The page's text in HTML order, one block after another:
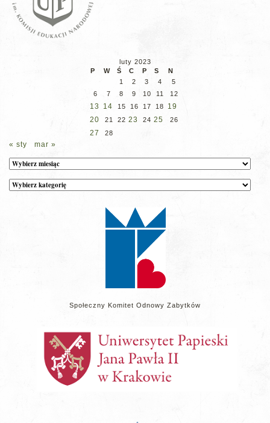
luty 2023
P
W Ś C P S
N
1
2 3 4
5
6
7 8 9 10 11 12
13 14 15 16 17 18
19
20
21 22 23 24 25 26
27 28
« sty mar »
Archiwum
Kategorie
wpisów
Społeczny Komitet Odnowy Zabytków